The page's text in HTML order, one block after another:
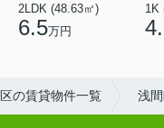
2LDK (48.63㎡)
6.5万円
1K
の賃貸物件一覧 浅